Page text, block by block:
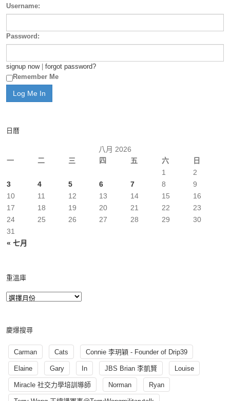
Username:
Password:
signup now| forgot password?
Remember Me
日曆
八月 2026
一
二 三 四 五 六 日
« 七月
1
2
3
4 5 6 7 8
9
10
11 12 13 14 15
16
17
18 19 20 21 22
23
24
25 26 27 28 29
30
31
重溫庫
慶爆搜尋
Carman Cats Connie 李玥穎 - Founder of Drip39
Elaine Gary In JBS Brian 李凱賢 Louise
Miracle 社交力學培訓導師 Norman Ryan